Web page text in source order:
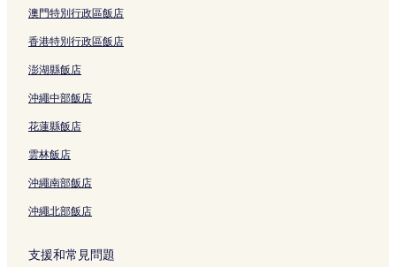
蘇伊潭 & 蘇伊大板附近的飯店
安泰的Spa 飯店
安泰的設有停車場的飯店
聖保羅海灘附近的海灘飯店
富國島的高爾夫飯店
澳門特別行政區飯店
香港特別行政區飯店
澎湖縣飯店
沖繩中部飯店
花蓮縣飯店
雲林飯店
沖繩南部飯店
沖繩北部飯店
支援和常見問題